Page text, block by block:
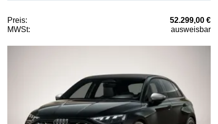
Preis:
52.299,00 €
MWSt:
ausweisbar